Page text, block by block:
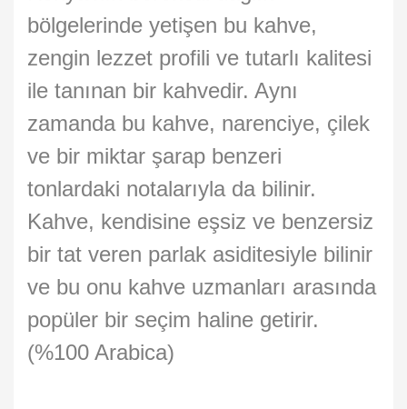
bölgelerinde yetişen bu kahve,
zengin lezzet profili ve tutarlı kalitesi
ile tanınan bir kahvedir. Aynı
zamanda bu kahve, narenciye, çilek
ve bir miktar şarap benzeri
tonlardaki notalarıyla da bilinir.
Kahve, kendisine eşsiz ve benzersiz
bir tat veren parlak asiditesiyle bilinir
ve bu onu kahve uzmanları arasında
popüler bir seçim haline getirir.
(%100 Arabica)